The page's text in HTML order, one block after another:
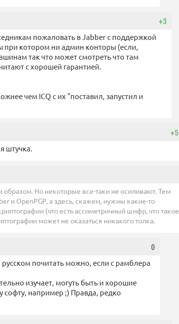
+3
пожаловать в Jabber с поддержкой
при котором ни админ конторы (если,
так что может смотреть что там
с хорошей гарантией.
чем ICQ с их "поставил, запустил и
+5
штучка.
Но некоторые все-таки не осиливают. Тем
и OpenPGP, а здесь, скажем, нужны какие-то
(что есть ассиметричный шифр, что такое
может не оказаться никакого толка.
0
почитать можно, если с рамблера
изучает, могуть быть и хорошие
например ;) Правда, редко